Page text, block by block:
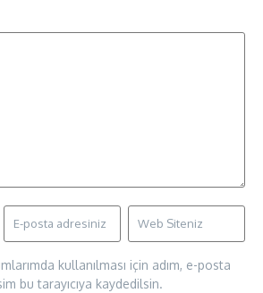
kullanılması için adım, e-posta
bu tarayıcıya kaydedilsin.